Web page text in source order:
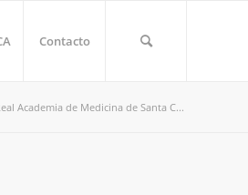
Contacto
Academia de Medicina de Santa C...